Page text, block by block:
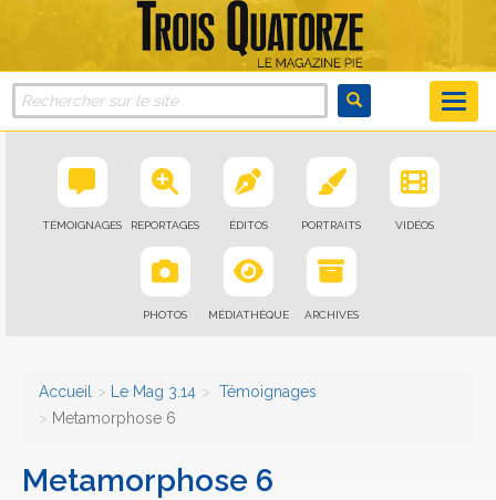
TÉMOIGNAGES REPORTAGES ÉDITOS PORTRAITS VIDÉOS
PHOTOS MÉDIATHÈQUE ARCHIVES
Accueil Le Mag 3.14
Témoignages
Metamorphose 6
Metamorphose 6